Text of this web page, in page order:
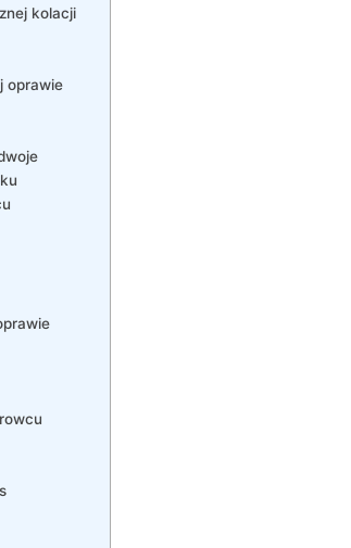
kolacji
oprawie